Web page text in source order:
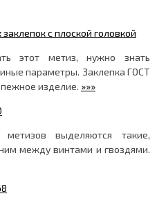
с плоской головкой
этот метиз, нужно знать
параметры. Заклепка ГОСТ
изделие. »»»
выделяются такие,
между винтами и гвоздями.